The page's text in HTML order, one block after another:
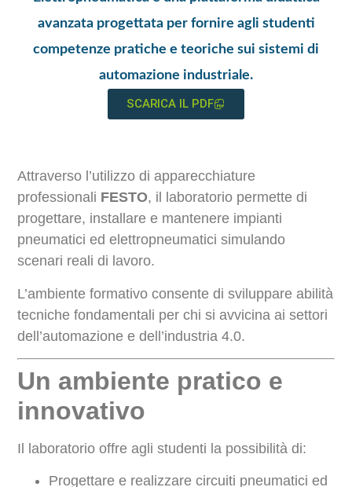
avanzata progettata per fornire agli studenti
competenze pratiche e teoriche sui sistemi di
automazione industriale.
SCARICA IL PDF
Attraverso l’utilizzo di apparecchiature
professionali FESTO, il laboratorio permette di
progettare, installare e mantenere impianti
pneumatici ed elettropneumatici simulando
scenari reali di lavoro.
L’ambiente formativo consente di sviluppare abilità
tecniche fondamentali per chi si avvicina ai settori
dell’automazione e dell’industria 4.0.
Un ambiente pratico e
innovativo
Il laboratorio offre agli studenti la possibilità di:
Progettare e realizzare circuiti pneumatici ed